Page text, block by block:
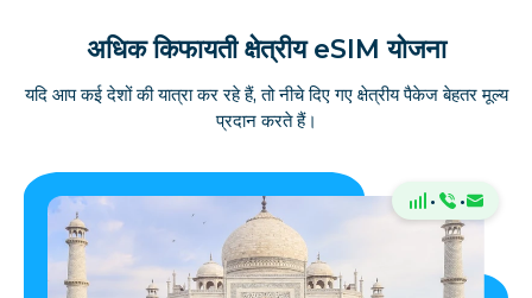
अधिक किफायती क्षेत्रीय eSIM योजना
यदि आप कई देशों की यात्रा कर रहे हैं, तो नीचे दिए गए क्षेत्रीय पैकेज बेहतर मूल्य
प्रदान करते हैं।
· ·